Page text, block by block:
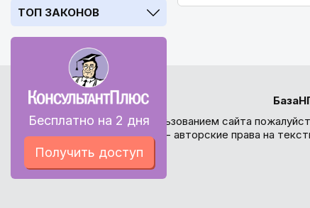
ТОП ЗАКОНОВ
Бесплатно на 2 дня
Получить доступ
Перед использованием сайта
внимание - авторские права на